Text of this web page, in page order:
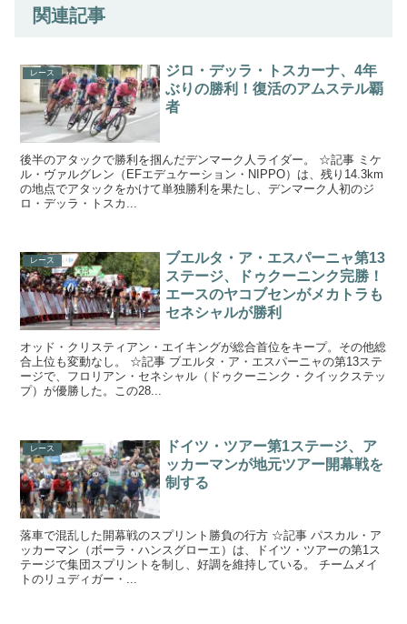
関連記事
レース
ジロ・デッラ・トスカーナ、4年
ぶりの勝利！復活のアムステル覇
者
後半のアタックで勝利を掴んだデンマーク人ライダー。 ☆記事 ミケ
ル・ヴァルグレン（EFエデュケーション・NIPPO）は、残り14.3km
の地点でアタックをかけて単独勝利を果たし、デンマーク人初のジ
ロ・デッラ・トスカ...
レース
ブエルタ・ア・エスパーニャ第13
ステージ、ドゥクーニンク完勝！
エースのヤコブセンがメカトラも
セネシャルが勝利
オッド・クリスティアン・エイキングが総合首位をキープ。その他総
合上位も変動なし。 ☆記事 ブエルタ・ア・エスパーニャの第13ステ
ージで、フロリアン・セネシャル（ドゥクーニンク・クイックステッ
プ）が優勝した。この28...
レース
ドイツ・ツアー第1ステージ、ア
ッカーマンが地元ツアー開幕戦を
制する
落車で混乱した開幕戦のスプリント勝負の行方 ☆記事 パスカル・ア
ッカーマン（ボーラ・ハンスグローエ）は、ドイツ・ツアーの第1ス
テージで集団スプリントを制し、好調を維持している。 チームメイ
トのリュディガー・...